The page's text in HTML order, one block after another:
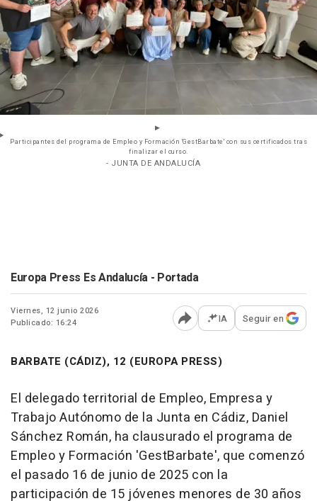
Participantes del programa de Empleo y Formación 'GestBarbate' con sus certificados tras
finalizar el curso.
- JUNTA DE ANDALUCÍA
Europa Press Es Andalucía - Portada
Viernes, 12 junio 2026
Publicado: 16:24
Abrir opciones para
IA Seguir en
BARBATE (CÁDIZ), 12 (EUROPA PRESS)
El delegado territorial de Empleo, Empresa y
Trabajo Autónomo de la Junta en Cádiz, Daniel
Sánchez Román, ha clausurado el programa de
Empleo y Formación 'GestBarbate', que comenzó
el pasado 16 de junio de 2025 con la
participación de 15 jóvenes menores de 30 años